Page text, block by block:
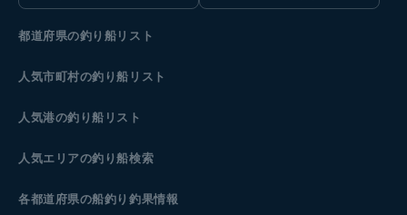
都道府県の釣り船リスト
人気市町村の釣り船リスト
人気港の釣り船リスト
人気エリアの釣り船検索
各都道府県の船釣り釣果情報